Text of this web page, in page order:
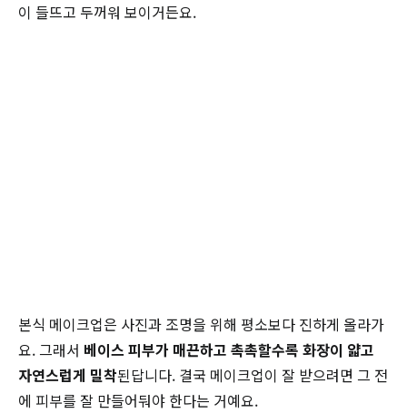
이 들뜨고 두꺼워 보이거든요.
본식 메이크업은 사진과 조명을 위해 평소보다 진하게 올라가
요. 그래서 베이스 피부가 매끈하고 촉촉할수록 화장이 얇고
자연스럽게 밀착된답니다. 결국 메이크업이 잘 받으려면 그 전
에 피부를 잘 만들어둬야 한다는 거예요.